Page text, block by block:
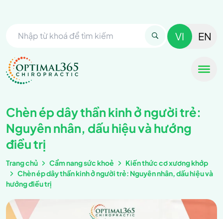
VI EN
Chèn ép dây thần kinh ở người trẻ:
Nguyên nhân, dấu hiệu và hướng
điều trị
Trang chủ Cẩm nang sức khoẻ
Kiến thức cơ xương khớp
Chèn ép dây thần kinh ở người trẻ: Nguyên nhân, dấu hiệu và
hướng điều trị